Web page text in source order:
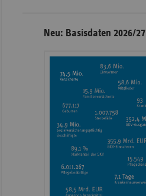
Neu: Basisdaten 2026/27